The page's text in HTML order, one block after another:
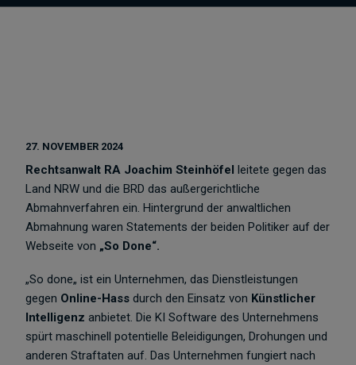
27. NOVEMBER 2024
Rechtsanwalt RA Joachim Steinhöfel leitete gegen das
Land NRW und die BRD das außergerichtliche
Abmahnverfahren ein. Hintergrund der anwaltlichen
Abmahnung waren Statements der beiden Politiker auf der
Webseite von „So Done“.
„So done„ ist ein Unternehmen, das Dienstleistungen
gegen Online-Hass durch den Einsatz von Künstlicher
Intelligenz anbietet. Die KI Software des Unternehmens
spürt maschinell potentielle Beleidigungen, Drohungen und
anderen Straftaten auf. Das Unternehmen fungiert nach